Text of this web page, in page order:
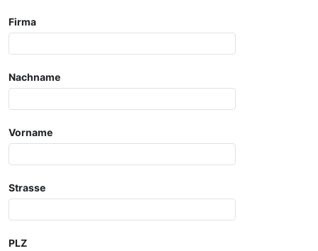
Firma
Nachname
Vorname
Strasse
PLZ